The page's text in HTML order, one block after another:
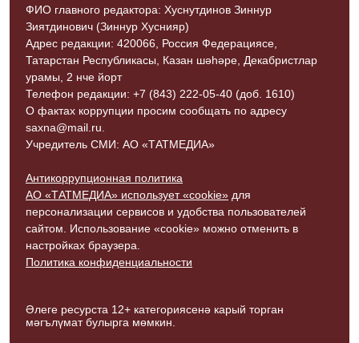
ФИО главного редактора: Хуснутдинов Зиннур
Зиятдинович (Зиннур Хуснияр)
Адрес редакции: 420066, Россия Федерациясе,
Татарстан Республикасы, Казан шәһәре, Декабристлар
урамы, 2 нче йорт
Телефон редакции: +7 (843) 222-05-40 (доб. 1610)
О фактах коррупции просим сообщать по адресу
saxna@mail.ru.
Учредитель СМИ: АО «ТАТМЕДИА»
Антикоррупционная политика
АО «ТАТМЕДИА» использует «cookie» для
персонализации сервисов и удобства пользователей
сайтом. Использование «cookie» можно отменить в
настройках браузера.
Политика конфиденциальности
Әлеге ресурста 12+ категориясенә карый торган
мәгълүмат булырга мөмкин.